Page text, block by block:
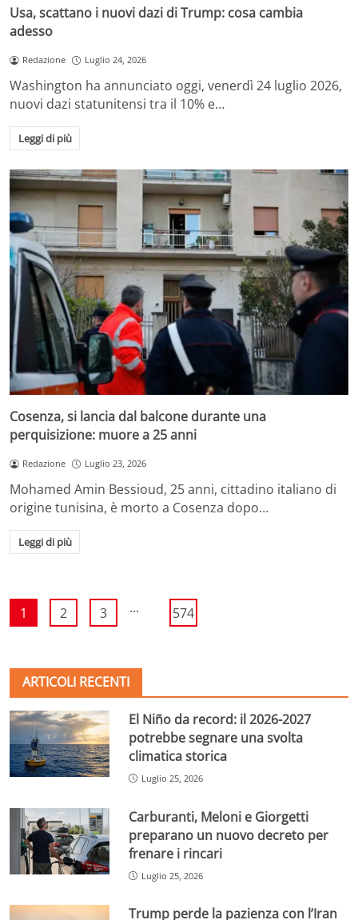
Usa, scattano i nuovi dazi di Trump: cosa cambia
adesso
Redazione Luglio 24, 2026
Washington ha annunciato oggi, venerdì 24 luglio 2026,
nuovi dazi statunitensi tra il 10% e…
Leggi di più
Cosenza, si lancia dal balcone durante una
perquisizione: muore a 25 anni
Redazione Luglio 23, 2026
Mohamed Amin Bessioud, 25 anni, cittadino italiano di
origine tunisina, è morto a Cosenza dopo…
Leggi di più
1 2 3 ... 574
ARTICOLI RECENTI
El Niño da record: il 2026-2027
potrebbe segnare una svolta
climatica storica
Luglio 25, 2026
Carburanti, Meloni e Giorgetti
preparano un nuovo decreto per
frenare i rincari
Luglio 25, 2026
Trump perde la pazienza con l’Iran